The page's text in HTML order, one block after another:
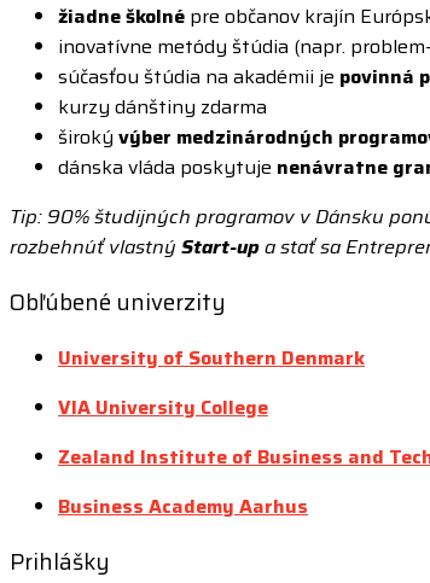
žiadne školné pre občanov krajín
inovatívne metódy štúdia (napr.
súčasťou štúdia na akadémii je povinná
kurzy dánštiny zdarma
široký výber medzinárodných
dánska vláda poskytuje nenávratne
Tip: 90% študijných programov v Dánsku
rozbehnúť vlastný Start-upa stať sa
Obľúbené univerzity
University of Southern Denmark
VIA University College
Zealand Institute of Business and
Business Academy Aarhus
Prihlášky